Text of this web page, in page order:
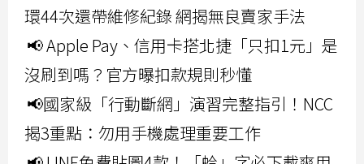
環44次還帶維修紀錄 網揭無良賣家手法
📢 Apple Pay、信用卡搭北捷「只扣1元」是
沒刷到嗎？官方曝扣款規則秒懂
📢國家級「行動斷網」演習完整指引！NCC
揭3重點：勿用手機處理重要工作